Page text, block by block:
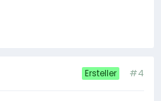
Ersteller #4